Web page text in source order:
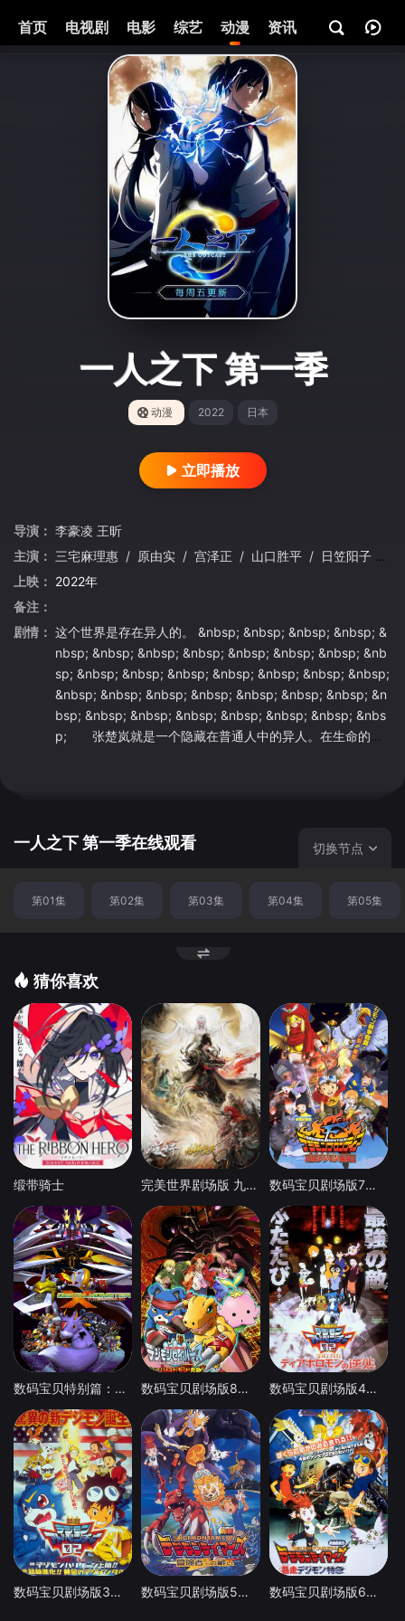
首页 电视剧 电影 综艺 动漫 资讯
一人之下 第一季
动漫 2022 日本
立即播放
导演： 李豪凌 王昕
主演： 三宅麻理惠 / 原由实 / 宫泽正 / 山口胜平 / 日笠阳子
上映： 2022年
备注：
剧情： 这个世界是存在异人的。 &nbsp; &nbsp; &nbsp; &nbsp; &
nbsp; &nbsp; &nbsp; &nbsp; &nbsp; &nbsp; &nbsp; &nb
sp; &nbsp; &nbsp; &nbsp; &nbsp; &nbsp; &nbsp; &nbsp;
&nbsp; &nbsp; &nbsp; &nbsp; &nbsp; &nbsp; &nbsp; &n
bsp; &nbsp; &nbsp; &nbsp; &nbsp; &nbsp; &nbsp; &nbs
p; 张楚岚就是一个隐藏在普通人中的异人。在生命的前1
一人之下 第一季在线观看 切换节点
第01集 第02集 第03集 第04集 第05集
猜你喜欢
缎带骑士 完美世界剧场版 九劫焚天 数码宝贝剧场版7：古代数码兽复活
数码宝贝特别篇：X进化 数码宝贝剧场版8：究极力量！爆裂模式发动 数码宝贝剧场版4：超恶魔兽的反击
数码宝贝剧场版3：前篇・数码兽飓风登陆！！后篇・超绝进化！ 数码宝贝剧场版5：冒险者的战斗 数码宝贝剧场版6：暴走特急